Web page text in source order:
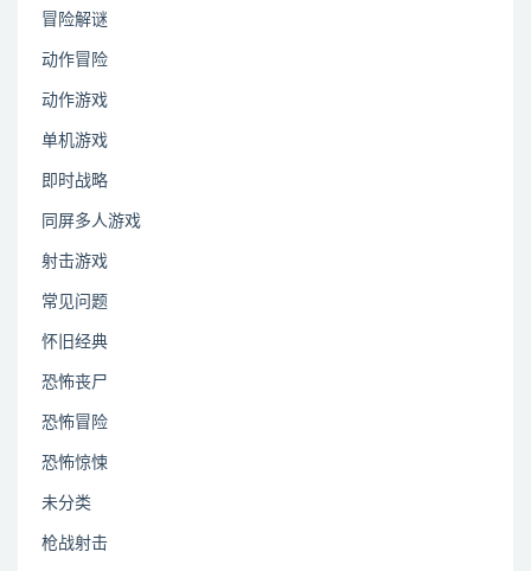
冒险解谜
动作冒险
动作游戏
单机游戏
即时战略
同屏多人游戏
射击游戏
常见问题
怀旧经典
恐怖丧尸
恐怖冒险
恐怖惊悚
未分类
枪战射击